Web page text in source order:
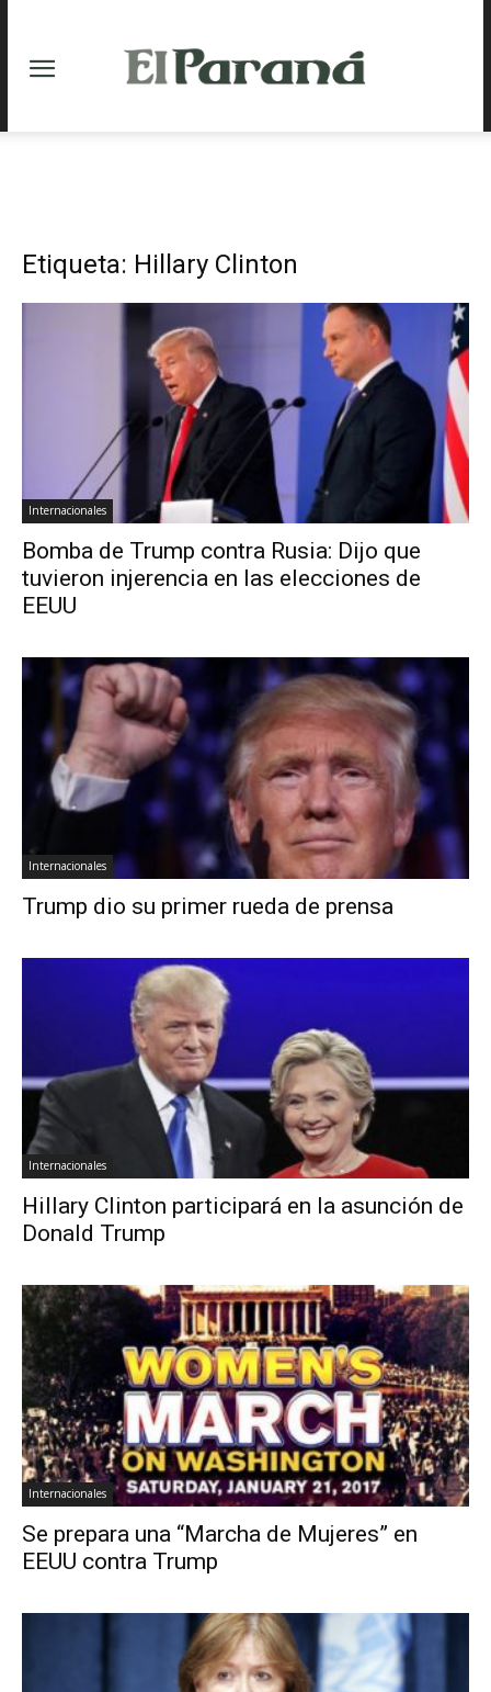
Etiqueta: Hillary Clinton
Internacionales
Bomba de Trump contra Rusia: Dijo que
tuvieron injerencia en las elecciones de
EEUU
Internacionales
Trump dio su primer rueda de prensa
Internacionales
Hillary Clinton participará en la asunción de
Donald Trump
Internacionales
Se prepara una “Marcha de Mujeres” en
EEUU contra Trump